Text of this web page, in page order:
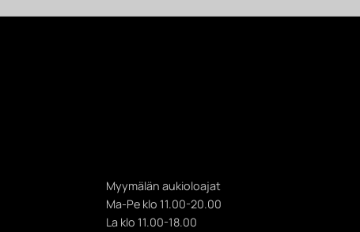
Myymälän aukioloajat
Ma-Pe klo 11.00-20.00
La klo 11.00-18.00